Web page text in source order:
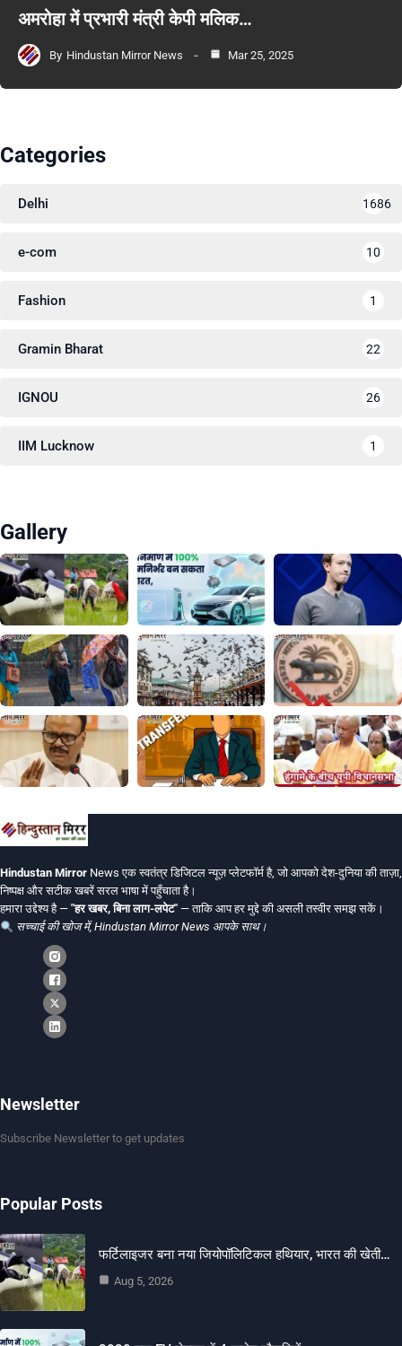
अमरोहा में प्रभारी मंत्री केपी मलिक…
By Hindustan Mirror News Mar 25, 2025
Categories
Delhi 1686
e-com 10
Fashion 1
Gramin Bharat 22
IGNOU 26
IIM Lucknow 1
Gallery
Hindustan Mirror News एक स्वतंत्र डिजिटल न्यूज़ प्लेटफॉर्म है, जो आपको देश-दुनिया की ताज़ा,
निष्पक्ष और सटीक खबरें सरल भाषा में पहुँचाता है।
हमारा उद्देश्य है — "हर खबर, बिना लाग-लपेट" — ताकि आप हर मुद्दे की असली तस्वीर समझ सकें।
सच्चाई की खोज में, Hindustan Mirror News आपके साथ।
Newsletter
Subscribe Newsletter to get updates
Popular Posts
फर्टिलाइजर बना नया जियोपॉलिटिकल हथियार, भारत की खेती…
Aug 5, 2026